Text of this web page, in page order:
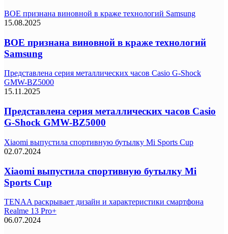
BOE признана виновной в краже технологий Samsung
15.08.2025
BOE признана виновной в краже технологий
Samsung
Представлена серия металлических часов Casio G-Shock
GMW-BZ5000
15.11.2025
Представлена серия металлических часов Casio
G-Shock GMW-BZ5000
Xiaomi выпустила спортивную бутылку Mi Sports Cup
02.07.2024
Xiaomi выпустила спортивную бутылку Mi
Sports Cup
TENAA раскрывает дизайн и характеристики смартфона
Realme 13 Pro+
06.07.2024